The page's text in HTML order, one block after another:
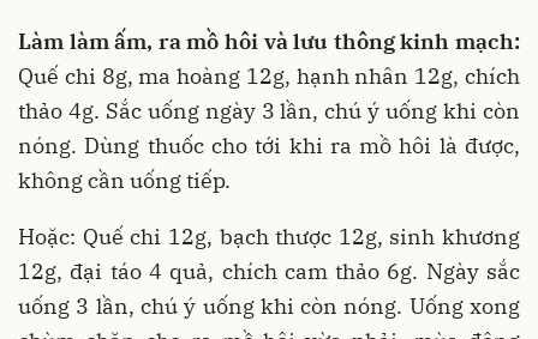
Làm làm ấm, ra mồ hôi và lưu thông kinh mạch:
Quế chi 8g, ma hoàng 12g, hạnh nhân 12g, chích
thảo 4g. Sắc uống ngày 3 lần, chú ý uống khi còn
nóng. Dùng thuốc cho tới khi ra mồ hôi là được,
không cần uống tiếp.
Hoặc: Quế chi 12g, bạch thược 12g, sinh khương
12g, đại táo 4 quả, chích cam thảo 6g. Ngày sắc
uống 3 lần, chú ý uống khi còn nóng. Uống xong